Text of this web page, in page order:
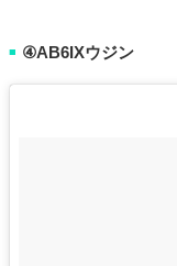
■ ④AB6IXウジン